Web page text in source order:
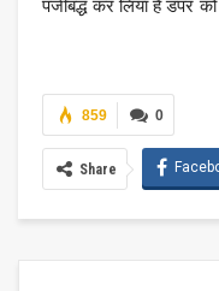
पंजीबद्ध कर लिया है डंपर
0
859
Share